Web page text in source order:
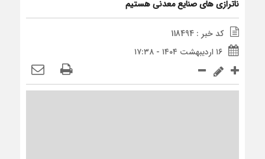
ناترازی های صنایع معدنی هستیم
کد خبر : 118494
۱۶ اردیبهشت ۱۴۰۴ - ۱۷:۳۸